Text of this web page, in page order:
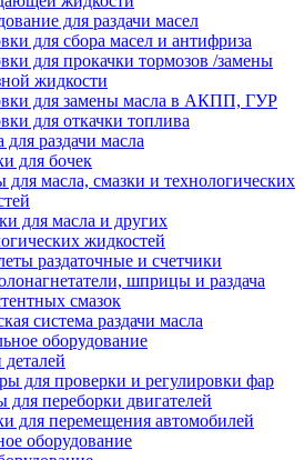
для раздачи масел
для сбора масел и антифриза
для прокачки тормозов /замены
жидкости
для замены масла в АКПП, ГУР
для откачки топлива
для раздачи масла
для бочек
для масла, смазки и технологических
для масла и других
жидкостей
раздаточные и счетчики
шприцы и раздача
смазок
система раздачи масла
оборудование
для проверки и регулировки фар
для переборки двигателей
для перемещения автомобилей
оборудование